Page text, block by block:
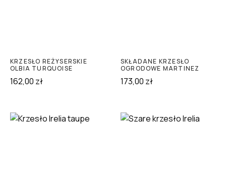
KRZESŁO REŻYSERSKIE
OLBIA TURQUOISE
162,00 zł
SKŁADANE KRZESŁO
OGRODOWE MARTINEZ
173,00 zł